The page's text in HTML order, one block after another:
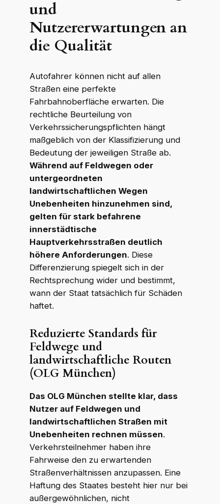
und
Nutzererwartungen an
die Qualität
Autofahrer können nicht auf allen
Straßen eine perfekte
Fahrbahnoberfläche erwarten. Die
rechtliche Beurteilung von
Verkehrssicherungspflichten hängt
maßgeblich von der Klassifizierung und
Bedeutung der jeweiligen Straße ab.
Während auf Feldwegen oder
untergeordneten
landwirtschaftlichen Wegen
Unebenheiten hinzunehmen sind,
gelten für stark befahrene
innerstädtische
Hauptverkehrsstraßen deutlich
höhere Anforderungen. Diese
Differenzierung spiegelt sich in der
Rechtsprechung wider und bestimmt,
wann der Staat tatsächlich für Schäden
haftet.
Reduzierte Standards für
Feldwege und
landwirtschaftliche Routen
(OLG München)
Das OLG München stellte klar, dass
Nutzer auf Feldwegen und
landwirtschaftlichen Straßen mit
Unebenheiten rechnen müssen.
Verkehrsteilnehmer haben ihre
Fahrweise den zu erwartenden
Straßenverhältnissen anzupassen. Eine
Haftung des Staates besteht hier nur bei
außergewöhnlichen, nicht